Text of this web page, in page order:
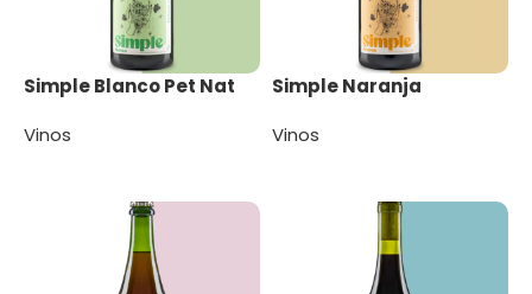
Simple Blanco Pet Nat
Vinos
Simple Naranja
Vinos